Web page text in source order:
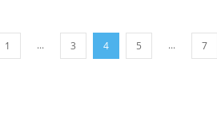
1 ... 3 4 5 ... 7